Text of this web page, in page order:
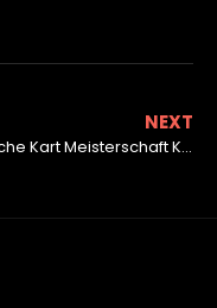
NEXT
Deutsche Kart Meisterschaft Kerpen (08.08.2020)